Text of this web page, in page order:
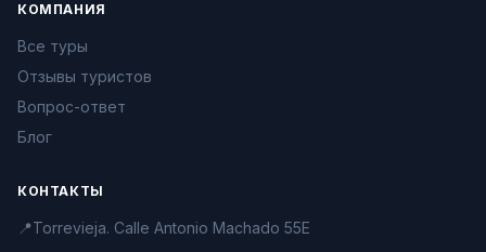
КОМПАНИЯ
Все туры
Отзывы туристов
Вопрос-ответ
Блог
КОНТАКТЫ
📍Torrevieja. Calle Antonio Machado 55E